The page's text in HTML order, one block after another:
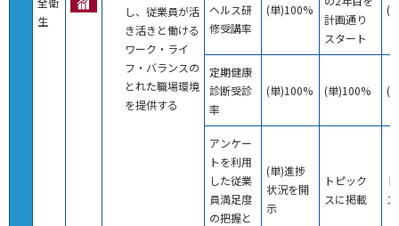
生
し、従業員が活
き活きと働ける
ワーク・ライ
フ・バランスの
とれた職場環境
を提供する
ヘルス研
修受講率
(単)100%
計画通り
スタート
(
定期健康
診断受診
率
(単)100% (単)100% (
アンケー
トを利用
した従業
員満足度
の把握と
(単)進捗
状況を開
示
トピック
スに掲載